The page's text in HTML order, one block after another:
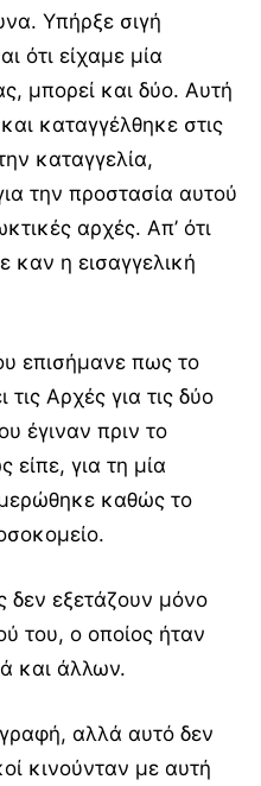
Υπήρξε σιγή
ότι είχαμε μία
μπορεί και δύο. Αυτή
καταγγέλθηκε στις
καταγγελία,
την προστασία αυτού
αρχές. Απ’ ότι
καν η εισαγγελική
επισήμανε πως το
Αρχές για τις δύο
έγιναν πριν το
για τη μία
καθώς το
δεν εξετάζουν μόνο
του, ο οποίος ήταν
και άλλων.
αλλά αυτό δεν
κινούνταν με αυτή